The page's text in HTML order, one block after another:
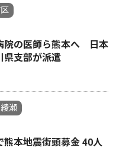
院の医師ら熊本へ 日本
県支部が派遣
瀬
熊本地震街頭募金 40人